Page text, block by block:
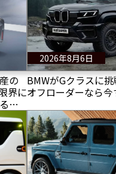
の
界に
か
貌
2026年8月6日
BMWがGクラスに
オフローダーなら今